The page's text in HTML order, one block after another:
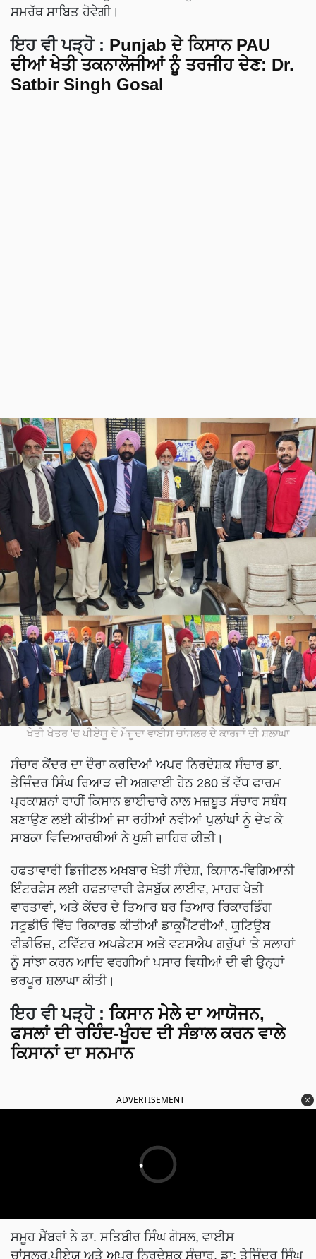
ਸਮਰੱਥ ਸਾਬਿਤ ਹੋਵੇਗੀ।
ਇਹ ਵੀ ਪੜ੍ਹੋ : Punjab ਦੇ ਕਿਸਾਨ PAU
ਦੀਆਂ ਖੇਤੀ ਤਕਨਾਲੋਜੀਆਂ ਨੂੰ ਤਰਜੀਹ ਦੇਣ: Dr.
Satbir Singh Gosal
ਖੇਤੀ ਖੇਤਰ 'ਚ ਪੀਏਯੂ ਦੇ ਮੌਜੂਦਾ ਵਾਈਸ ਚਾਂਸਲਰ ਦੇ ਕਾਰਜਾਂ ਦੀ ਸ਼ਲਾਘਾ
ਸੰਚਾਰ ਕੇਂਦਰ ਦਾ ਦੌਰਾ ਕਰਦਿਆਂ ਅਪਰ ਨਿਰਦੇਸ਼ਕ ਸੰਚਾਰ ਡਾ.
ਤੇਜਿੰਦਰ ਸਿੰਘ ਰਿਆੜ ਦੀ ਅਗਵਾਈ ਹੇਠ 280 ਤੋਂ ਵੱਧ ਫਾਰਮ
ਪ੍ਰਕਾਸ਼ਨਾਂ ਰਾਹੀਂ ਕਿਸਾਨ ਭਾਈਚਾਰੇ ਨਾਲ ਮਜ਼ਬੂਤ ਸੰਚਾਰ ਸਬੰਧ
ਬਣਾਉਣ ਲਈ ਕੀਤੀਆਂ ਜਾ ਰਹੀਆਂ ਨਵੀਆਂ ਪੁਲਾਂਘਾਂ ਨੂੰ ਦੇਖ ਕੇ
ਸਾਬਕਾ ਵਿਦਿਆਰਥੀਆਂ ਨੇ ਖੁਸ਼ੀ ਜ਼ਾਹਿਰ ਕੀਤੀ।
ਹਫਤਾਵਾਰੀ ਡਿਜੀਟਲ ਅਖਬਾਰ ਖੇਤੀ ਸੰਦੇਸ਼, ਕਿਸਾਨ-ਵਿਗਿਆਨੀ
ਇੰਟਰਫੇਸ ਲਈ ਹਫਤਾਵਾਰੀ ਫੇਸਬੁੱਕ ਲਾਈਵ, ਮਾਹਰ ਖੇਤੀ
ਵਾਰਤਾਵਾਂ, ਅਤੇ ਕੇਂਦਰ ਦੇ ਤਿਆਰ ਬਰ ਤਿਆਰ ਰਿਕਾਰਡਿੰਗ
ਸਟੂਡੀਓ ਵਿੱਚ ਰਿਕਾਰਡ ਕੀਤੀਆਂ ਡਾਕੂਮੈਂਟਰੀਆਂ, ਯੂਟਿਊਬ
ਵੀਡੀਓਜ਼, ਟਵਿੱਟਰ ਅਪਡੇਟਸ ਅਤੇ ਵਟਸਐਪ ਗਰੁੱਪਾਂ 'ਤੇ ਸਲਾਹਾਂ
ਨੂੰ ਸਾਂਝਾ ਕਰਨ ਆਦਿ ਵਰਗੀਆਂ ਪਸਾਰ ਵਿਧੀਆਂ ਦੀ ਵੀ ਉਨ੍ਹਾਂ
ਭਰਪੂਰ ਸ਼ਲਾਘਾ ਕੀਤੀ।
ਇਹ ਵੀ ਪੜ੍ਹੋ : ਕਿਸਾਨ ਮੇਲੇ ਦਾ ਆਯੋਜਨ,
ਫਸਲਾਂ ਦੀ ਰਹਿੰਦ-ਖੂੰਹਦ ਦੀ ਸੰਭਾਲ ਕਰਨ ਵਾਲੇ
ਕਿਸਾਨਾਂ ਦਾ ਸਨਮਾਨ
ਸਮੂਹ ਮੈਂਬਰਾਂ ਨੇ ਡਾ. ਸਤਿਬੀਰ ਸਿੰਘ ਗੋਸਲ, ਵਾਈਸ
ਚਾਂਸਲਰ,ਪੀਏਯੂ ਅਤੇ ਅਪਰ ਨਿਰਦੇਸ਼ਕ ਸੰਚਾਰ, ਡਾ: ਤੇਜਿੰਦਰ ਸਿੰਘ
ਰਿਆੜ ਨੂੰ ਸਨਮਾਨ ਚਿੰਨ੍ਹ ਭੇਟ ਕੀਤਾ। ਇਸ ਸਮੇਂ ਵਿਦਿਆਰਥੀ